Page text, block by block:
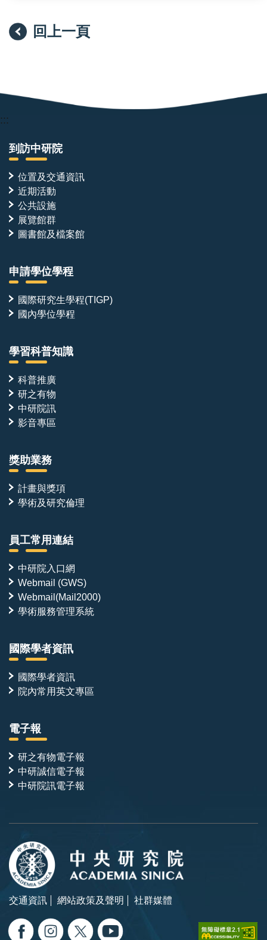
回上一頁
:::
到訪中研院
位置及交通資訊
近期活動
公共設施
展覽館群
圖書館及檔案館
申請學位學程
國際研究生學程(TIGP)
國內學位學程
學習科普知識
科普推廣
研之有物
中研院訊
影音專區
獎助業務
計畫與獎項
學術及研究倫理
員工常用連結
中研院入口網
Webmail (GWS)
Webmail(Mail2000)
學術服務管理系統
國際學者資訊
國際學者資訊
院內常用英文專區
電子報
研之有物電子報
中研誠信電子報
中研院訊電子報
交通資訊 網站政策及聲明 社群媒體